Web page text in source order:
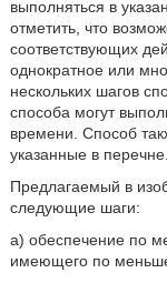
выполняться в
отметить, что
соответствующих
однократное или
нескольких шагов
способа могут
времени. Способ
указанные в перечне.
Предлагаемый в
следующие шаги:
а) обеспечение по
имеющего по